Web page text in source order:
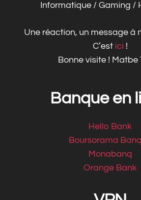
Informatique / Gaming /
Une réaction, un message à
C’est ici !
Bonne visite ! Matbe
Banque en
Hello Bank
Boursorama
Monabanq
Orange Bank